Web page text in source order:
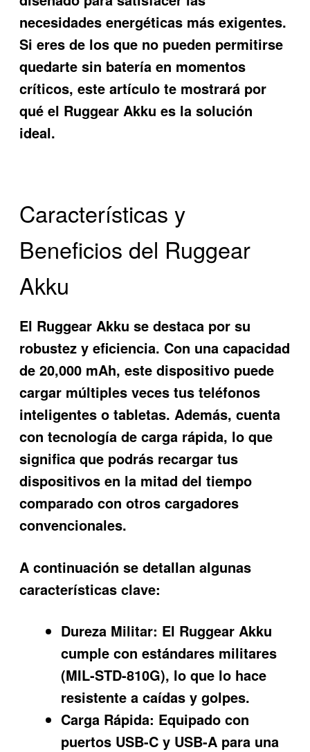
necesidades energéticas más exigentes.
Si eres de los que no pueden permitirse
quedarte sin batería en momentos
críticos, este artículo te mostrará por
qué el Ruggear Akku es la solución
ideal.
Características y
Beneficios del Ruggear
Akku
El Ruggear Akku se destaca por su
robustez y eficiencia. Con una capacidad
de 20,000 mAh, este dispositivo puede
cargar múltiples veces tus teléfonos
inteligentes o tabletas. Además, cuenta
con tecnología de carga rápida, lo que
significa que podrás recargar tus
dispositivos en la mitad del tiempo
comparado con otros cargadores
convencionales.
A continuación se detallan algunas
características clave:
Dureza Militar: El Ruggear Akku
cumple con estándares militares
(MIL-STD-810G), lo que lo hace
resistente a caídas y golpes.
Carga Rápida: Equipado con
puertos USB-C y USB-A para una